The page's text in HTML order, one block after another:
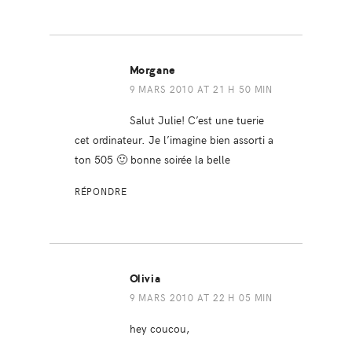
Morgane
9 MARS 2010 AT 21 H 50 MIN
Salut Julie! C’est une tuerie
cet ordinateur. Je l’imagine bien assorti a
ton 505 🙂 bonne soirée la belle
RÉPONDRE
Olivia
9 MARS 2010 AT 22 H 05 MIN
hey coucou,